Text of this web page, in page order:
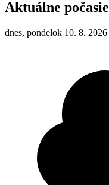
Aktuálne počasie
dnes, pondelok 10. 8. 2026